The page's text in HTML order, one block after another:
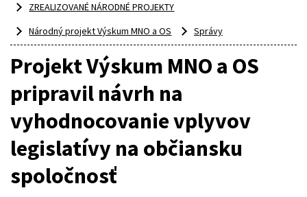
ZREALIZOVANÉ NÁRODNÉ PROJEKTY
Národný projekt Výskum MNO a OS
Správy
Projekt Výskum MNO a OS
pripravil návrh na
vyhodnocovanie vplyvov
legislatívy na občiansku
spoločnosť